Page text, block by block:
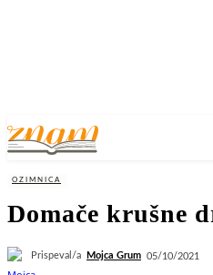
OZIMNICA
Domače krušne
Prispeval/a Mojca Grum 05/10/2021